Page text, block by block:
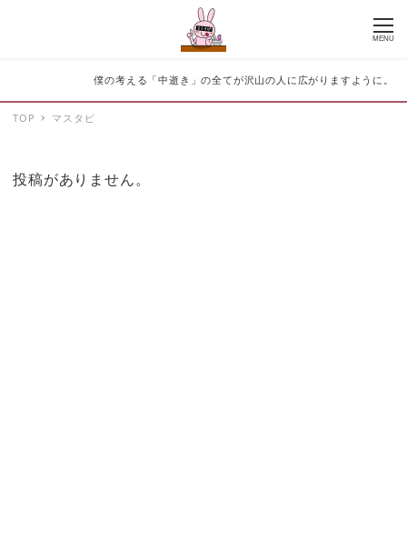
MENU
僕の考える「中逝き」の全てが沢山の人に広がりますように。
TOP マスタピ
投稿がありません。